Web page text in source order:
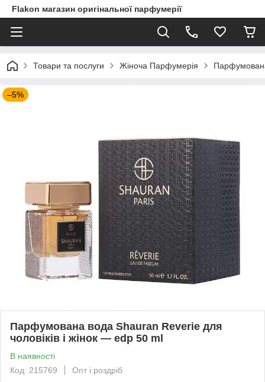
Flakon магазин оригінальної парфумерії
Товари та послуги Жіноча Парфумерія
–5%
Парфумована вода Shauran Reverie для
чоловіків і жінок — edp 50 ml
В наявності
Код: 215769
Опт і роздріб